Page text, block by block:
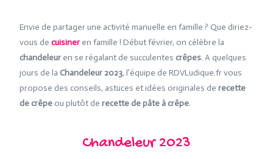
Envie de partager une activité manuelle en famille ? Que diriez-
vous decuisiner en famille ! Début février, on célèbre la
chandeleur en se régalant de succulentescrêpes. A quelques
jours de laChandeleur 2023, l’équipe de RDVLudique.fr vous
propose des conseils, astuces et idées originales derecette
de crêpeou plutôt derecette de pâte à crêpe.
Chandeleur 2023